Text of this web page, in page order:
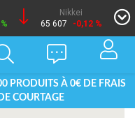
Nikkei
65 607
-0,12 %
PRODUITS À 0€ DE FRAIS
DE COURTAGE